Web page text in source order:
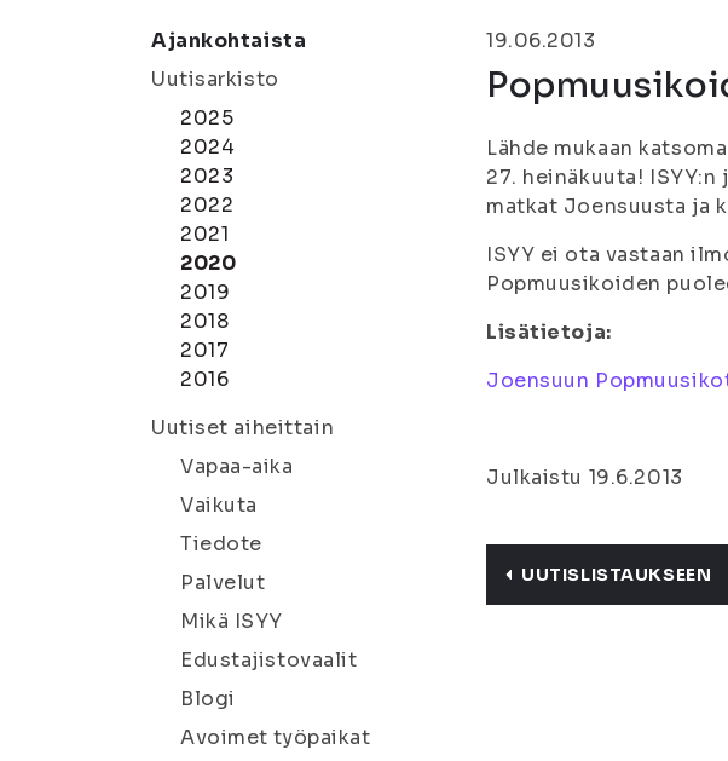
Ajankohtaista
Uutisarkisto
2025
2024
2023
2022
2021
2020
2019
2018
2017
2016
Uutiset aiheittain
Vapaa-aika
Vaikuta
Tiedote
Palvelut
Mikä ISYY
Edustajistovaalit
Blogi
Avoimet työpaikat
19.06.2013
Lähde mukaan
27. heinäkuuta!
matkat Joensuusta ja
ISYY ei ota vastaan
Popmuusikoiden
Lisätietoja:
Joensuun
Julkaistu 19.6.2013
UUTISLISTAUKSEEN